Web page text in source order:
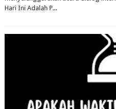
Hari Ini Adalah P...